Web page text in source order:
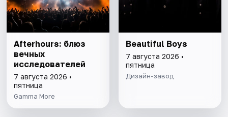
Afterhours: блюз
вечных
исследователей
7 августа 2026 •
пятница
Gamma More
Beautiful Boys
7 августа 2026 •
пятница
Дизайн-завод